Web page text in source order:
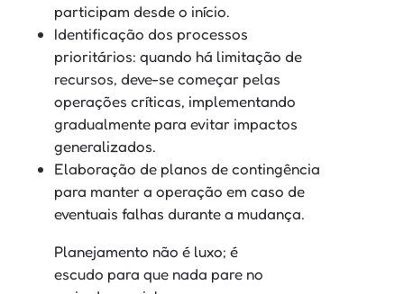
participam desde o início.
Identificação dos processos
prioritários: quando há limitação de
recursos, deve-se começar pelas
operações críticas, implementando
gradualmente para evitar impactos
generalizados.
Elaboração de planos de contingência
para manter a operação em caso de
eventuais falhas durante a mudança.
Planejamento não é luxo; é
escudo para que nada pare no